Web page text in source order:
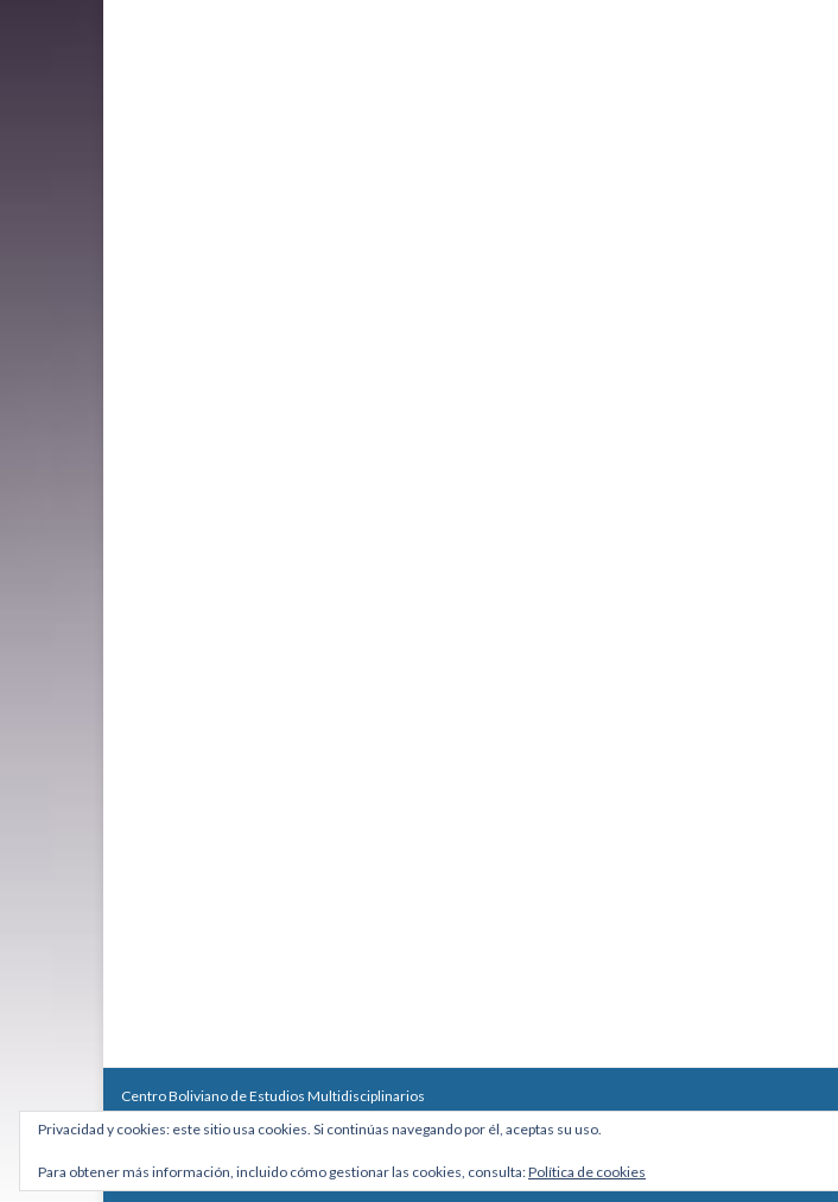
Centro Boliviano de Estudios Multidisciplinarios
Calle Macario Pinilla # 2588 esq. Av. Arce, Edificio Arcadia, Mezzanine, Of. 101 - La Paz, Bolivia
Teléfono: +591 2431818 - Celular: +591 73027636
Hecho con
por Graphene Themes.
Privacidad y cookies: este sitio usa cookies. Si continúas navegando por él, aceptas su uso.
Para obtener más información, incluido cómo gestionar las cookies, consulta:Política de cookies